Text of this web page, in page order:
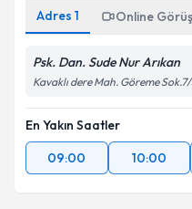
Adres 1 Online
Psk. Dan. Sude Nur Arıkan
Kavaklı dere Mah. Göreme
En Yakın Saatler
09:00
10:00